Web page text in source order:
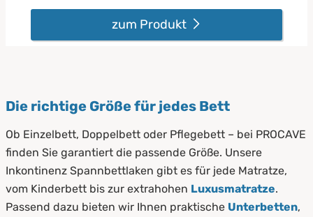
zum Produkt
Die richtige Größe für jedes Bett
Ob Einzelbett, Doppelbett oder Pflegebett – bei PROCAVE
finden Sie garantiert die passende Größe. Unsere
Inkontinenz Spannbettlaken gibt es für jede Matratze,
vom Kinderbett bis zur extrahohen Luxusmatratze.
Passend dazu bieten wir Ihnen praktische Unterbetten,